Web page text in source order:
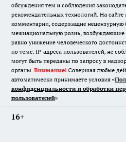
обсуждения тем и соблюдения
рекомендательных технологий. На сайте
комментарии, содержащие нецензурную
межнациональную рознь, возбуждающие
равно унижение человеческого
по теме. IP-адреса пользователей, не
могут быть переданы по запросу в
органы. Внимание! Совершая любые
автоматически принимаете условия «
конфиденциальности и обработки
пользователей»
16+